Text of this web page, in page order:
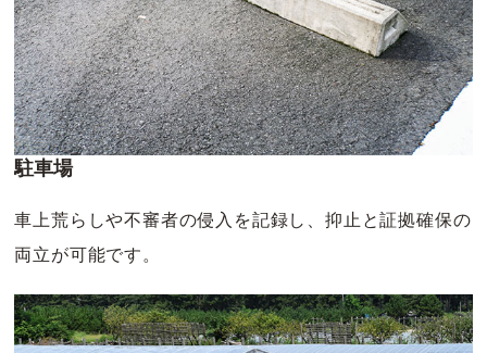
駐車場
車上荒らしや不審者の侵入を記録し、抑止と証拠確保の
両立が可能です。